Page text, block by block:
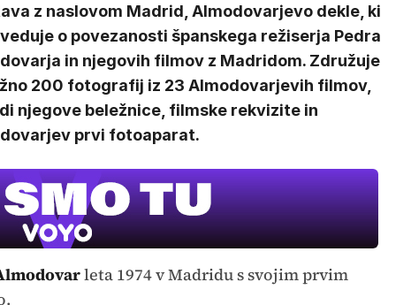
z naslovom Madrid, Almodovarjevo dekle, ki
o povezanosti španskega režiserja Pedra
in njegovih filmov z Madridom. Združuje
200 fotografij iz 23 Almodovarjevih filmov,
njegove beležnice, filmske rekvizite in
prvi fotoaparat.
leta 1974 v Madridu s svojim prvim